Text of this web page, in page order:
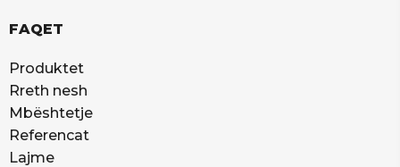
FAQET
Produktet
Rreth nesh
Mbështetje
Referencat
Lajme